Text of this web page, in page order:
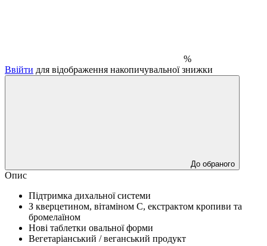
%
Ввійти для відображення накопичувальної знижки
До обраного
Опис
Підтримка дихальної системи
З кверцетином, вітаміном С, екстрактом кропиви та
бромелаїном
Нові таблетки овальної форми
Вегетаріанський / веганський продукт